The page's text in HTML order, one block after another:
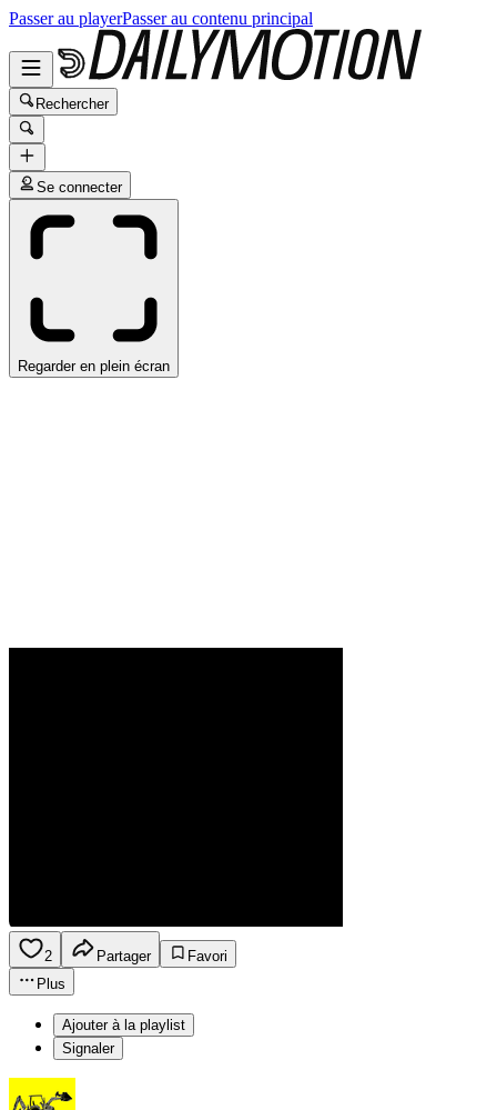
Passer au playerPasser au contenu principal
Rechercher
Se connecter
Regarder en plein écran
2 Partager
Favori
Plus
Ajouter à la playlist
Signaler